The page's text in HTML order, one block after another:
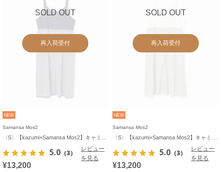
SOLD OUT
再入荷受付
NEW
Samansa Mos2
5.0 （3）
レビュー
を見る
¥13,200
SOLD OUT
再入荷受付
NEW
Samansa Mos2
5.0 （3）
レビュー
を見る
¥13,200